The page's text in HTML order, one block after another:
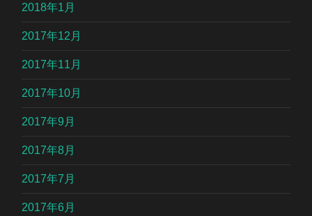
2018年1月
2017年12月
2017年11月
2017年10月
2017年9月
2017年8月
2017年7月
2017年6月